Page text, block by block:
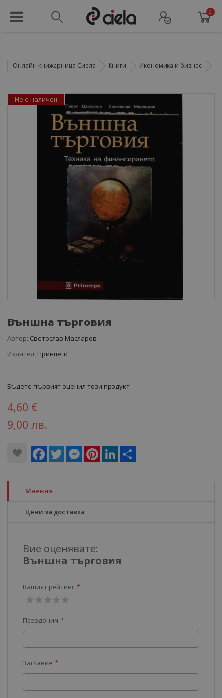
0
Онлайн книжарница Сиела Книги Икономика и бизнес
Външна търговия
Автор: Светослав Масларов
Издател: Принцепс
Бъдете първият оценил този продукт
4,60 €
9,00 лв.
Facebook
Twitter MessengerPinterestLinkedIn
Не е наличен
Мнения
Цени за доставка
Вие оценявате:
Външна търговия
Вашият рейтинг
звезда
звезди
звезди
звезди
звезди
Псевдоним
Заглавие